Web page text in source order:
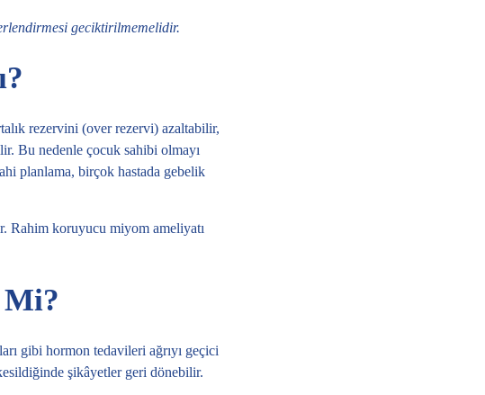
geciktirilmemelidir.
rezervini (over rezervi) azaltabilir,
Bu nedenle çocuk sahibi olmayı
planlama, birçok hastada gebelik
Rahim koruyucu miyom ameliyatı
gibi hormon tedavileri ağrıyı geçici
şikâyetler geri dönebilir.